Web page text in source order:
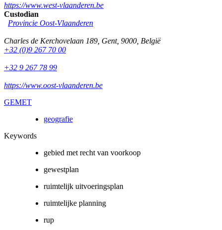
https://www.west-vlaanderen.be
Custodian
Provincie Oost-Vlaanderen
Charles de Kerchovelaan 189 Gent, 9000 België
+32 (0)9 267 70 00
+32 9 267 78 99
https://www.oost-vlaanderen.be
GEMET
geografie
Keywords
gebied met recht van voorkoop
gewestplan
ruimtelijk uitvoeringsplan
ruimtelijke planning
rup